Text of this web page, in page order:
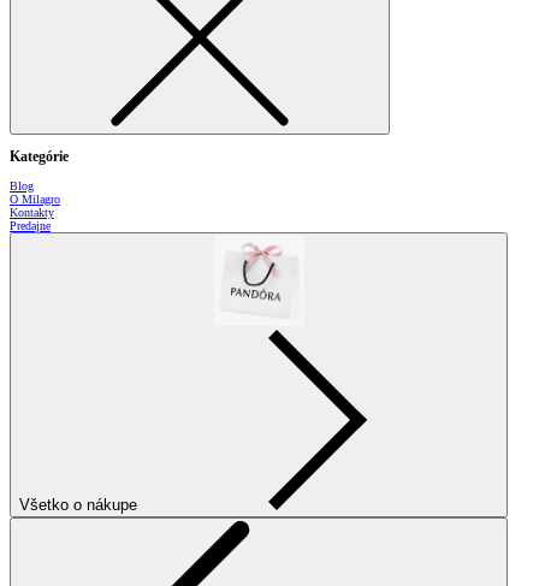
Kategórie
Blog
O Milagro
Kontakty
Predajne
Všetko o nákupe